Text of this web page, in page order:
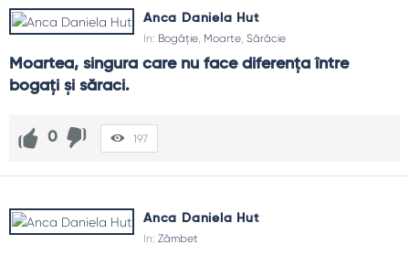
Anca Daniela Hut
In: Bogăție, Moarte, Sărăcie
Moartea, singura care nu face diferența între
bogați și săraci.
0 197
Anca Daniela Hut
In: Zâmbet